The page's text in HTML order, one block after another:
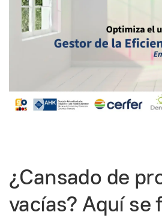
¿Cansado de
vacías? Aquí se